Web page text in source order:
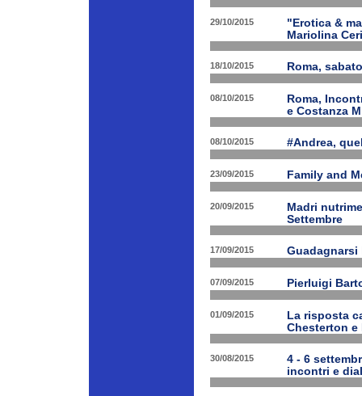
29/10/2015
"Erotica &
Mariolina
18/10/2015 Roma,
08/10/2015
Roma,
e Costanza
08/10/2015 #Andrea,
23/09/2015 Family and
20/09/2015
Madri
Settembre
17/09/2015
07/09/2015 Pierluigi
01/09/2015
La risposta
Chesterton e
30/08/2015
4 - 6
incontri e